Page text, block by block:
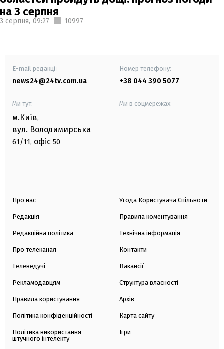
на 3 серпня
3 серпня, 09:27 10997
E-mail редакції
news24@24tv.com.ua
Номер телефону:
+38 044 390 5077
Ми тут:
м.Київ,
вул. Володимирська
61/11, офіс 50
Ми в соцмережах:
Про нас
Редакція
Редакційна політика
Про телеканал
Телеведучі
Рекламодавцям
Правила користування
Політика конфіденційності
Політика використання
штучного інтелекту
Угода Користувача Спільноти
Правила коментування
Технічна інформація
Контакти
Вакансії
Структура власності
Архів
Карта сайту
Ігри